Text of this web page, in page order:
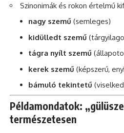
Szinonimák és rokon értelmű
nagy szemű (semleges)
kidülledt szemű
tágra nyílt szemű
kerek szemű (képszerű,
bámuló tekintetű
Példamondatok:
természetesen